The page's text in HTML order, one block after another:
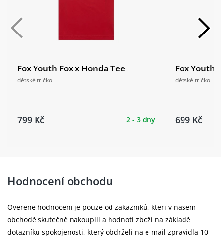
Fox Youth Fox x Honda Tee
dětské tričko
799 Kč 2 - 3 dny
Fox Youth
dětské tričko
699 Kč
Hodnocení obchodu
Ověřené hodnocení je pouze od zákazníků, kteří v našem
obchodě skutečně nakoupili a hodnotí zboží na základě
dotazníku spokojenosti, který obdrželi na e-mail zpravidla 10